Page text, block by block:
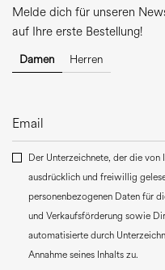
Melde dich für unseren
auf Ihre erste Bestellung!
Damen Herren
Der Unterzeichnete, der die
ausdrücklich und freiwillig
personenbezogenen Daten für
und Verkaufsförderung sowie
automatisierte durch
Annahme seines Inhalts zu.